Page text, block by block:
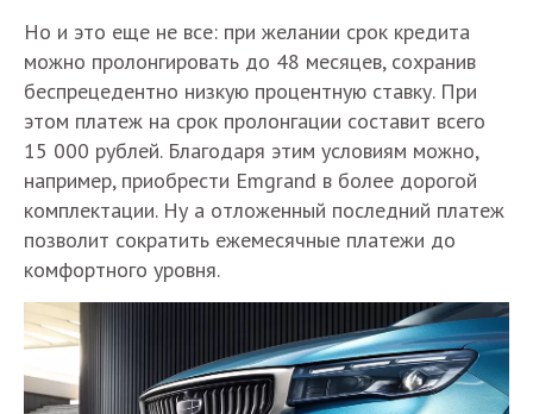
Но и это еще не все: при желании срок кредита
можно пролонгировать до 48 месяцев, сохранив
беспрецедентно низкую процентную ставку. При
этом платеж на срок пролонгации составит всего
15 000 рублей. Благодаря этим условиям можно,
например, приобрести Emgrand в более дорогой
комплектации. Ну а отложенный последний платеж
позволит сократить ежемесячные платежи до
комфортного уровня.